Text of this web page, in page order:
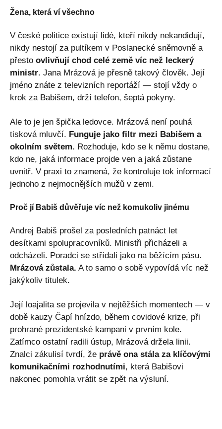
Žena, která ví všechno
V české politice existují lidé, kteří nikdy nekandidují,
nikdy nestojí za pultíkem v Poslanecké sněmovně a
přesto ovlivňují chod celé země víc než leckerý
ministr. Jana Mrázová je přesně takový člověk. Její
jméno znáte z televizních reportáží — stojí vždy o
krok za Babišem, drží telefon, šeptá pokyny.
Ale to je jen špička ledovce. Mrázová není pouhá
tisková mluvčí. Funguje jako filtr mezi Babišem a
okolním světem. Rozhoduje, kdo se k němu dostane,
kdo ne, jaká informace projde ven a jaká zůstane
uvnitř. V praxi to znamená, že kontroluje tok informací
jednoho z nejmocnějších mužů v zemi.
Proč jí Babiš důvěřuje víc než komukoliv jinému
Andrej Babiš prošel za posledních patnáct let
desítkami spolupracovníků. Ministři přicházeli a
odcházeli. Poradci se střídali jako na běžícím pásu.
Mrázová zůstala. A to samo o sobě vypovídá víc než
jakýkoliv titulek.
Její loajalita se projevila v nejtěžších momentech — v
době kauzy Čapí hnízdo, během covidové krize, při
prohrané prezidentské kampani v prvním kole.
Zatímco ostatní radili ústup, Mrázová držela linii.
Znalci zákulisí tvrdí, že právě ona stála za klíčovými
komunikačními rozhodnutími, která Babišovi
nakonec pomohla vrátit se zpět na výsluní.